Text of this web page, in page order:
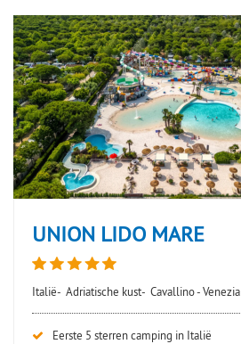
UNION LIDO MARE
Italië- Adriatische kust- Cavallino - Venezia
Eerste 5 sterren camping in Italië